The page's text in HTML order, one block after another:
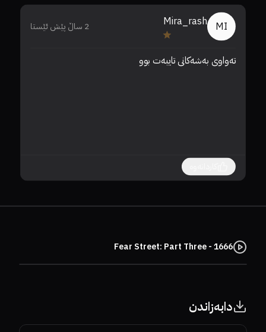
MI
Mira_rash 2 ساڵ پێش ئێستا
تەواوی بەشەکانی تایبەت بوو
Fear Street: Part Three - 1666
دابەزاندن